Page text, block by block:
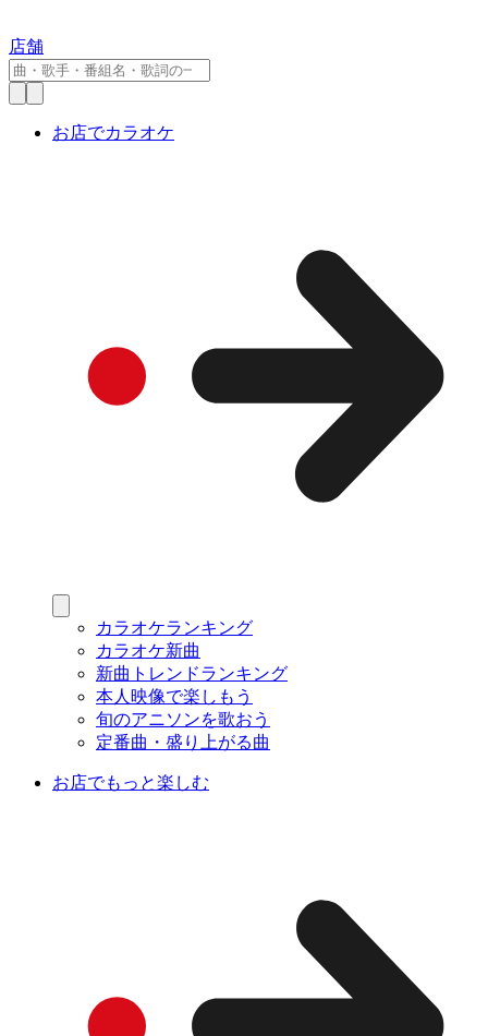
店舗
お店でカラオケ
カラオケランキング
カラオケ新曲
新曲トレンドランキング
本人映像で楽しもう
旬のアニソンを歌おう
定番曲・盛り上がる曲
お店でもっと楽しむ